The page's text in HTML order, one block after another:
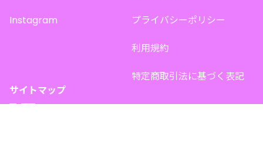
Instagram プライバシーポリシー
利用規約
特定商取引法に基づく表記
サイトマップ